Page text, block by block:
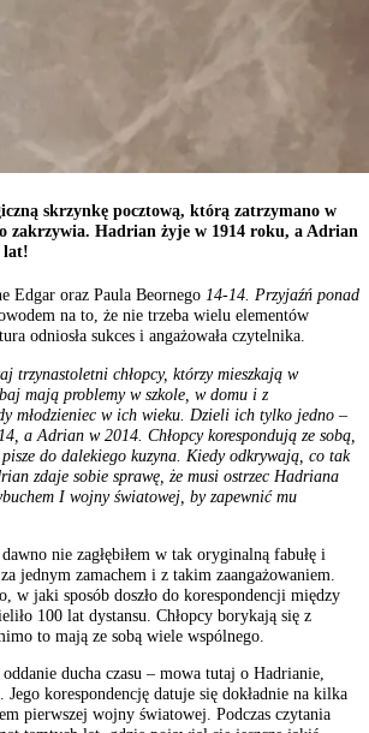
skrzynkę pocztową, którą zatrzymano w
zakrzywia. Hadrian żyje w 1914 roku, a Adrian
lat!
Edgar oraz Paula Beornego 14-14. Przyjaźń ponad
na to, że nie trzeba wielu elementów
odniosła sukces i angażowała czytelnika.
trzynastoletni chłopcy, którzy mieszkają w
mają problemy w szkole, w domu i z
młodzieniec w ich wieku. Dzieli ich tylko jedno –
a Adrian w 2014. Chłopcy korespondują ze sobą,
do dalekiego kuzyna. Kiedy odkrywają, co tak
zdaje sobie sprawę, że musi ostrzec Hadriana
I wojny światowej, by zapewnić mu
nie zagłębiłem w tak oryginalną fabułę i
jednym zamachem i z takim zaangażowaniem.
w jaki sposób doszło do korespondencji między
100 lat dystansu. Chłopcy borykają się z
to mają ze sobą wiele wspólnego.
ducha czasu – mowa tutaj o Hadrianie,
korespondencję datuje się dokładnie na kilka
pierwszej wojny światowej. Podczas czytania